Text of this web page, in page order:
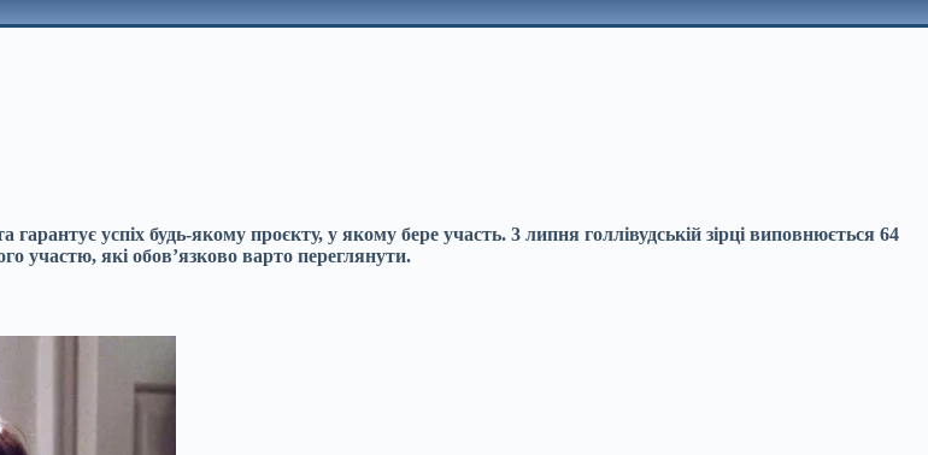
успіх будь-якому проєкту, у якому бере участь. 3 липня голлівудській зірці виповнюється 64
участю, які обов’язково варто переглянути.